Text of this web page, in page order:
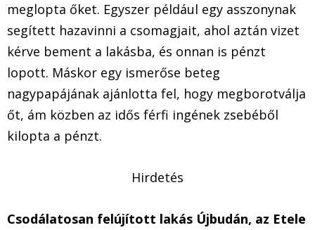
meglopta őket. Egyszer például egy asszonynak
segített hazavinni a csomagjait, ahol aztán vizet
kérve bement a lakásba, és onnan is pénzt
lopott. Máskor egy ismerőse beteg
nagypapájának ajánlotta fel, hogy megborotválja
őt, ám közben az idős férfi ingének zsebéből
kilopta a pénzt.
Hirdetés
Csodálatosan felújított lakás Újbudán, az Etele